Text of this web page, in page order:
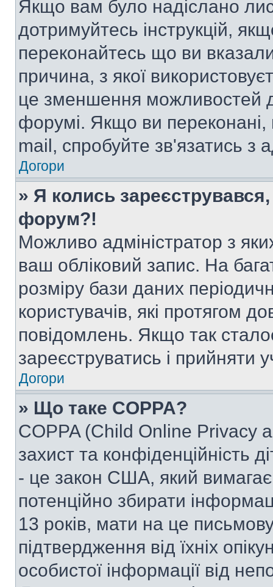
Якщо вам було надіслано
дотримуйтесь інструкцій,
переконайтесь що ви
причина, з якої
це зменшення можливостей
форумі. Якщо ви
mail, спробуйте зв'язатись з
Догори
» Я колись
форум?!
Можливо адміністратор з
ваш обліковий запис. На
розміру бази даних
користувачів, які протягом
повідомлень. Якщо так
зареєструватись і прийняти
Догори
» Що таке COPPA?
COPPA (Child Online Privacy
захист та конфіденційність
- це закон США, який вимагає
потенційно збирати
13 років, мати на це письмову
підтвердження від їхніх
особистої інформації від